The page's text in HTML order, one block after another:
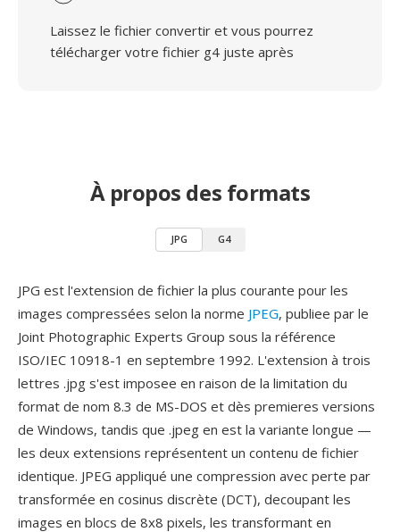
Laissez le fichier convertir et vous pourrez
télécharger votre fichier g4 juste après
À propos des formats
JPG G4
JPG est l'extension de fichier la plus courante pour les
images compressées selon la norme JPEG, publiee par le
Joint Photographic Experts Group sous la référence
ISO/IEC 10918-1 en septembre 1992. L'extension à trois
lettres .jpg s'est imposee en raison de la limitation du
format de nom 8.3 de MS-DOS et dès premieres versions
de Windows, tandis que .jpeg en est la variante longue —
les deux extensions représentent un contenu de fichier
identique. JPEG appliqué une compression avec perte par
transformée en cosinus discrète (DCT), decoupant les
images en blocs de 8x8 pixels, les transformant en